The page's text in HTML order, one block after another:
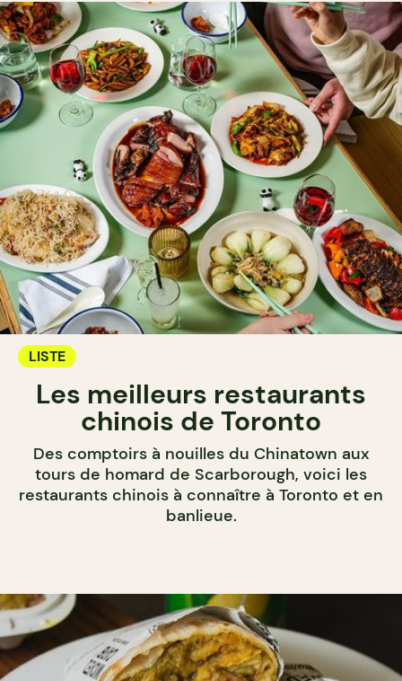
LISTE
Les meilleurs restaurants
chinois de Toronto
Des comptoirs à nouilles du Chinatown aux
tours de homard de Scarborough, voici les
restaurants chinois à connaître à Toronto et en
banlieue.